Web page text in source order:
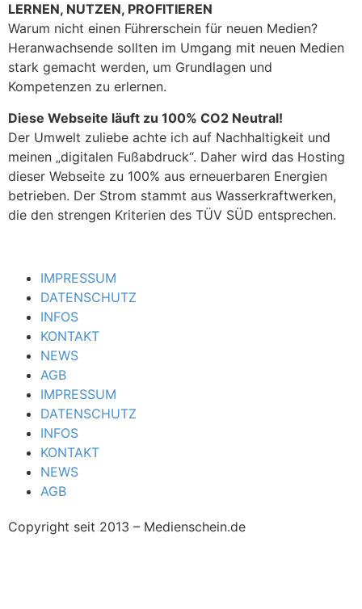
LERNEN, NUTZEN, PROFITIEREN
Warum nicht einen Führerschein für neuen Medien?
Heranwachsende sollten im Umgang mit neuen Medien
stark gemacht werden, um Grundlagen und
Kompetenzen zu erlernen.
Diese Webseite läuft zu 100% CO2 Neutral!
Der Umwelt zuliebe achte ich auf Nachhaltigkeit und
meinen „digitalen Fußabdruck“. Daher wird das Hosting
dieser Webseite zu 100% aus erneuerbaren Energien
betrieben. Der Strom stammt aus Wasserkraftwerken,
die den strengen Kriterien des TÜV SÜD entsprechen.
IMPRESSUM
DATENSCHUTZ
INFOS
KONTAKT
NEWS
AGB
IMPRESSUM
DATENSCHUTZ
INFOS
KONTAKT
NEWS
AGB
Copyright seit 2013 – Medienschein.de